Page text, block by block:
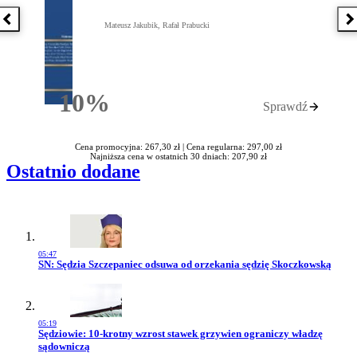
Poprzednia książka
10%Rabatu
Mateusz Jakubik, Rafał Prabucki
Sprawdź
Cena promocyjna: 267,30 zł | Cena regularna: 297,00 zł
Najniższa cena w ostatnich 30 dniach: 207,90 zł
Ostatnio dodane
05:47
Przejdź do artykułu:
SN: Sędzia Szczepaniec odsuwa od orzekania sędzię Skoczkowską
05:19
Przejdź do artykułu:
Sędziowie: 10-krotny wzrost stawek grzywien ograniczy władzę
sądowniczą